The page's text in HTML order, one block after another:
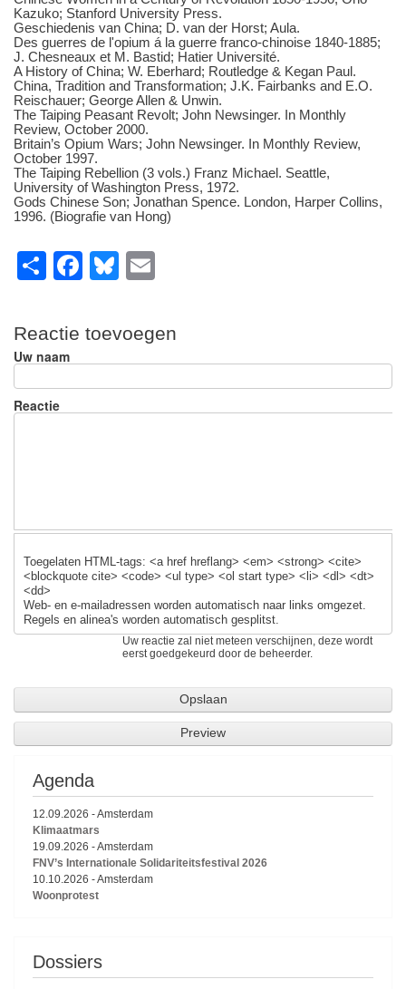
Kazuko; Stanford University Press.
Geschiedenis van China; D. van der Horst; Aula.
Des guerres de l'opium á la guerre franco-chinoise 1840-1885;
J. Chesneaux et M. Bastid; Hatier Université.
A History of China; W. Eberhard; Routledge & Kegan Paul.
China, Tradition and Transformation; J.K. Fairbanks and E.O.
Reischauer; George Allen & Unwin.
The Taiping Peasant Revolt; John Newsinger. In Monthly
Review, October 2000.
Britain’s Opium Wars; John Newsinger. In Monthly Review,
October 1997.
The Taiping Rebellion (3 vols.) Franz Michael. Seattle,
University of Washington Press, 1972.
Gods Chinese Son; Jonathan Spence. London, Harper Collins,
1996. (Biografie van Hong)
S
ar
e
F
c
e
b
o
Bl
e
sk
y
ail
Reactie toevoegen
Uw naam
Reactie
Toegelaten HTML-tags: <a href hreflang> <em> <strong> <cite>
<blockquote cite> <code> <ul type> <ol start type> <li> <dl> <dt>
<dd>
Web- en e-mailadressen worden automatisch naar links omgezet.
Regels en alinea's worden automatisch gesplitst.
Uw reactie zal niet meteen verschijnen, deze wordt
eerst goedgekeurd door de beheerder.
Agenda
12.09.2026 -Amsterdam
Klimaatmars
19.09.2026 -Amsterdam
FNV’s Internationale Solidariteitsfestival 2026
10.10.2026 -Amsterdam
Woonprotest
Dossiers